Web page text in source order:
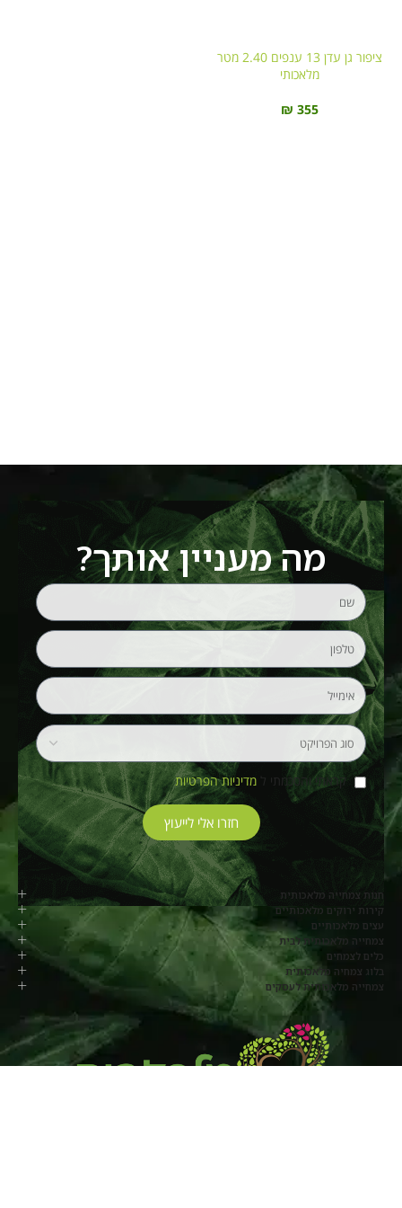
ציפור גן עדן 13 ענפים 2.40 מטר
מלאכותי⁩
₪ 355
מה מעניין אותך?
קראתי והסכמתי ל מדיניות הפרטיות
חזרו אלי לייעוץ
חנות צמחייה מלאכותית
קירות ירוקים מלאכותיים
עצים מלאכותיים
צמחייה מלאכותית לבית
כלים לצמחים
בלוג צמחיה מלאכותית
צמחייה מלאכותית לעסקים